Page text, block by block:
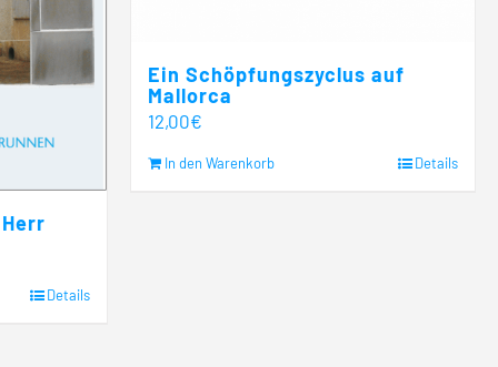
Details
Ein Schöpfungszyclus auf
Mallorca
12,00€
In den Warenkorb Details